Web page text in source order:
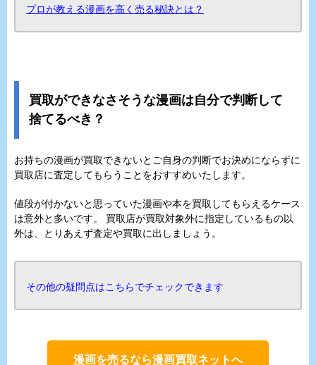
プロが教える漫画を高く売る秘訣とは？
買取ができなさそうな漫画は自分で判断して
捨てるべき？
お持ちの漫画が買取できないとご自身の判断でお決めにならずに
買取店に査定してもらうことをおすすめいたします。
値段が付かないと思っていた漫画や本を買取してもらえるケース
は意外と多いです。 買取店が買取対象外に指定しているもの以
外は、とりあえず査定や買取に出しましょう。
その他の疑問点はこちらでチェックできます
漫画を売るなら漫画買取ネットへ